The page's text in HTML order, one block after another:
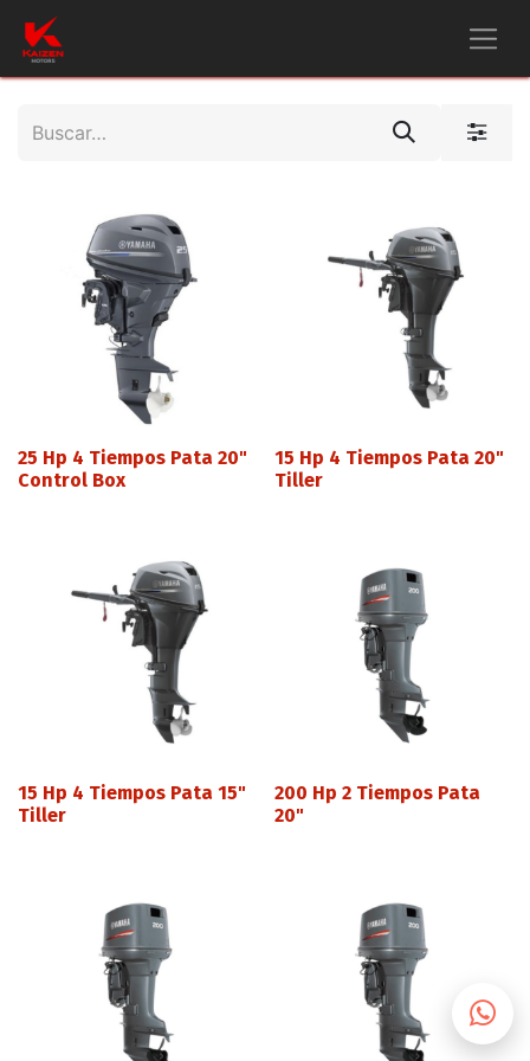
25 Hp 4 Tiempos Pata 20"
Control Box
15 Hp 4 Tiempos Pata 20"
Tiller
15 Hp 4 Tiempos Pata 15"
Tiller
200 Hp 2 Tiempos Pata
20"